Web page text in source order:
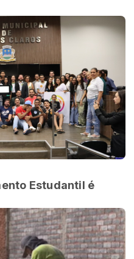
Estudantil é